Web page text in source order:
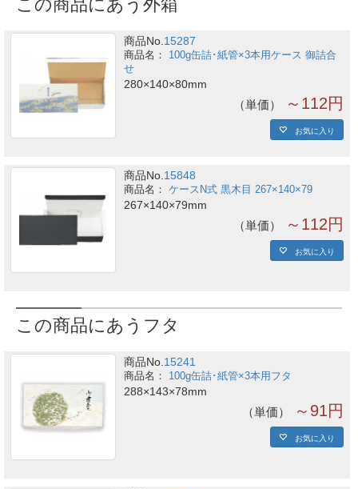
この商品にあう外箱
商品No. 15287
100g缶詰･紙管×3本用ケース 御詰合
せ
280×140×80mm
単価 ～112円
お気に入り
商品No. 15848
ケースN式 黒木目 267×140×79
267×140×79mm
単価 ～112円
お気に入り
この商品にあうフタ
商品No. 15241
100g缶詰･紙管×3本用フタ
288×143×78mm
単価 ～91円
お気に入り